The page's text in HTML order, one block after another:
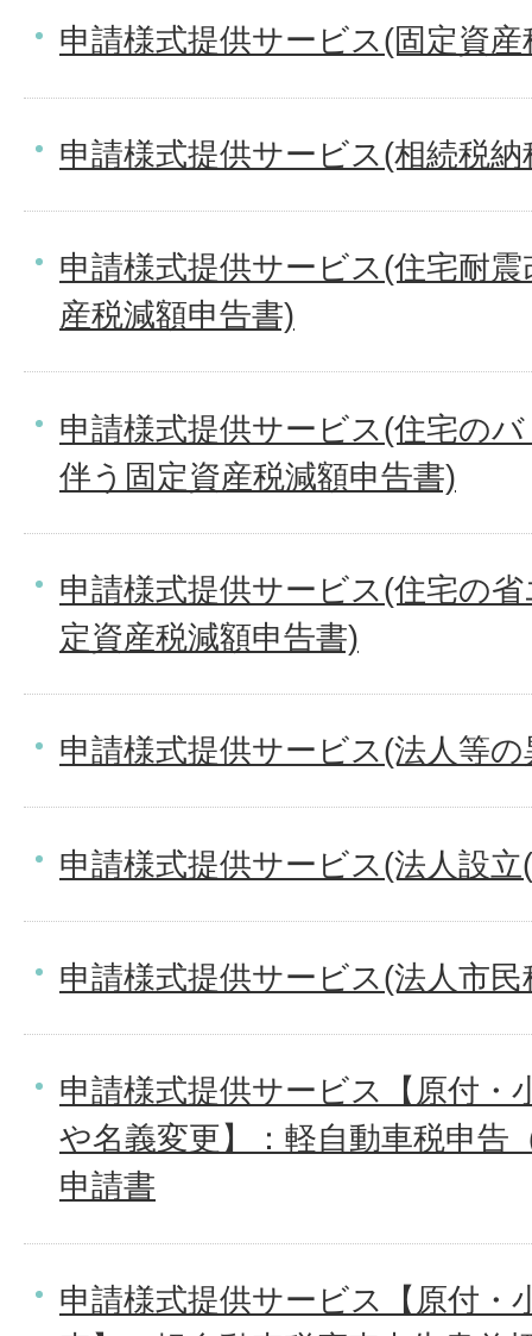
申請様式提供サービス(固定資
申請様式提供サービス(相続税
申請様式提供サービス(住宅耐
産税減額申告書)
申請様式提供サービス(住宅の
伴う固定資産税減額申告書)
申請様式提供サービス(住宅の
定資産税減額申告書)
申請様式提供サービス(法人等の
申請様式提供サービス(法人設
申請様式提供サービス(法人市民
申請様式提供サービス【原付・
や名義変更】：軽自動車税申告
申請書
申請様式提供サービス【原付・